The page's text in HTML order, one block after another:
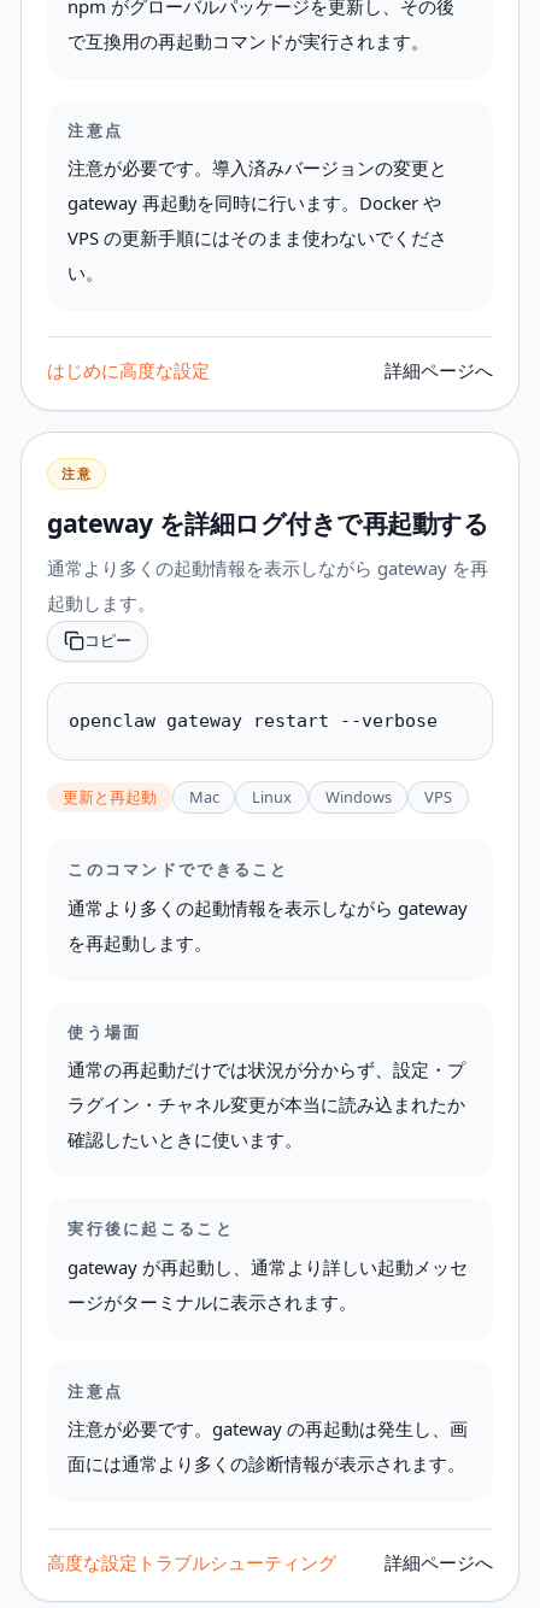
npm がグローバルパッケージを更新し、その後
で互換用の再起動コマンドが実行されます。
注意点
注意が必要です。導入済みバージョンの変更と
gateway 再起動を同時に行います。Docker や
VPS の更新手順にはそのまま使わないでくださ
い。
はじめに高度な設定 詳細ページへ
注意
gateway を詳細ログ付きで再起動する
通常より多くの起動情報を表示しながら gateway を再
起動します。
コピー
openclaw gateway restart --verbose
更新と再起動 Mac Linux Windows VPS
このコマンドでできること
通常より多くの起動情報を表示しながら gateway
を再起動します。
使う場面
通常の再起動だけでは状況が分からず、設定・プ
ラグイン・チャネル変更が本当に読み込まれたか
確認したいときに使います。
実行後に起こること
gateway が再起動し、通常より詳しい起動メッセ
ージがターミナルに表示されます。
注意点
注意が必要です。gateway の再起動は発生し、画
面には通常より多くの診断情報が表示されます。
高度な設定 トラブルシューティング 詳細ページへ